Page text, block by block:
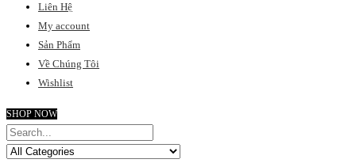
Liên Hệ
My account
Sản Phẩm
Về Chúng Tôi
Wishlist
SHOP NOW